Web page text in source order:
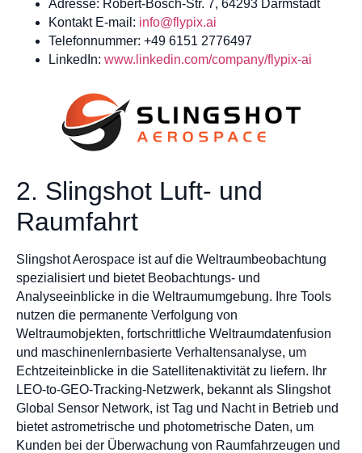
Adresse: Robert-Bosch-Str. 7, 64293 Darmstadt
Kontakt E-mail: info@flypix.ai
Telefonnummer: +49 6151 2776497
LinkedIn: www.linkedin.com/company/flypix-ai
2. Slingshot Luft- und
Raumfahrt
Slingshot Aerospace ist auf die Weltraumbeobachtung
spezialisiert und bietet Beobachtungs- und
Analyseeinblicke in die Weltraumumgebung. Ihre Tools
nutzen die permanente Verfolgung von
Weltraumobjekten, fortschrittliche Weltraumdatenfusion
und maschinenlernbasierte Verhaltensanalyse, um
Echtzeiteinblicke in die Satellitenaktivität zu liefern. Ihr
LEO-to-GEO-Tracking-Netzwerk, bekannt als Slingshot
Global Sensor Network, ist Tag und Nacht in Betrieb und
bietet astrometrische und photometrische Daten, um
Kunden bei der Überwachung von Raumfahrzeugen und